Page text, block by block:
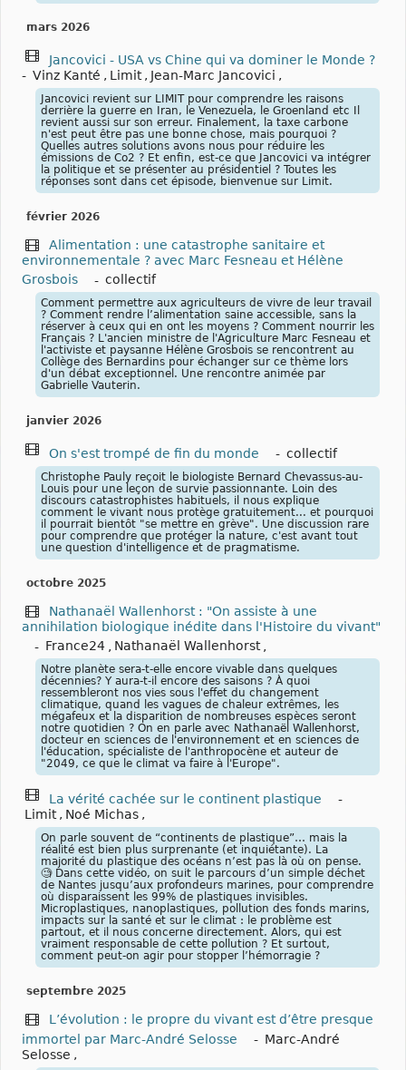
mars 2026
Jancovici - USA vs Chine qui va dominer le Monde ?
- Vinz Kanté , Limit , Jean-Marc Jancovici ,
Jancovici revient sur LIMIT pour comprendre les raisons
derrière la guerre en Iran, le Venezuela, le Groenland etc Il
revient aussi sur son erreur. Finalement, la taxe carbone
n'est peut être pas une bonne chose, mais pourquoi ?
Quelles autres solutions avons nous pour réduire les
émissions de Co2 ? Et enfin, est-ce que Jancovici va intégrer
la politique et se présenter au présidentiel ? Toutes les
réponses sont dans cet épisode, bienvenue sur Limit.
février 2026
Alimentation : une catastrophe sanitaire et
environnementale ? avec Marc Fesneau et Hélène
Grosbois
- collectif
Comment permettre aux agriculteurs de vivre de leur travail
? Comment rendre l’alimentation saine accessible, sans la
réserver à ceux qui en ont les moyens ? Comment nourrir les
Français ? L'ancien ministre de l'Agriculture Marc Fesneau et
l'activiste et paysanne Hélène Grosbois se rencontrent au
Collège des Bernardins pour échanger sur ce thème lors
d'un débat exceptionnel. Une rencontre animée par
Gabrielle Vauterin.
janvier 2026
On s'est trompé de fin du monde - collectif
Christophe Pauly reçoit le biologiste Bernard Chevassus-au-
Louis pour une leçon de survie passionnante. Loin des
discours catastrophistes habituels, il nous explique
comment le vivant nous protège gratuitement... et pourquoi
il pourrait bientôt "se mettre en grève". Une discussion rare
pour comprendre que protéger la nature, c'est avant tout
une question d'intelligence et de pragmatisme.
octobre 2025
Nathanaël Wallenhorst : "On assiste à une
annihilation biologique inédite dans l'Histoire du vivant"
- France24 , Nathanaël Wallenhorst ,
Notre planète sera-t-elle encore vivable dans quelques
décennies? Y aura-t-il encore des saisons ? À quoi
ressembleront nos vies sous l'effet du changement
climatique, quand les vagues de chaleur extrêmes, les
mégafeux et la disparition de nombreuses espèces seront
notre quotidien ? On en parle avec Nathanaël Wallenhorst,
docteur en sciences de l'environnement et en sciences de
l'éducation, spécialiste de l'anthropocène et auteur de
"2049, ce que le climat va faire à l'Europe".
La vérité cachée sur le continent plastique
-
Limit , Noé Michas ,
On parle souvent de “continents de plastique”… mais la
réalité est bien plus surprenante (et inquiétante). La
majorité du plastique des océans n’est pas là où on pense.
🧐 Dans cette vidéo, on suit le parcours d’un simple déchet
de Nantes jusqu’aux profondeurs marines, pour comprendre
où disparaissent les 99% de plastiques invisibles.
Microplastiques, nanoplastiques, pollution des fonds marins,
impacts sur la santé et sur le climat : le problème est
partout, et il nous concerne directement. Alors, qui est
vraiment responsable de cette pollution ? Et surtout,
comment peut-on agir pour stopper l’hémorragie ?
septembre 2025
L’évolution : le propre du vivant est d’être presque
immortel par Marc-André Selosse
- Marc-André
Selosse ,